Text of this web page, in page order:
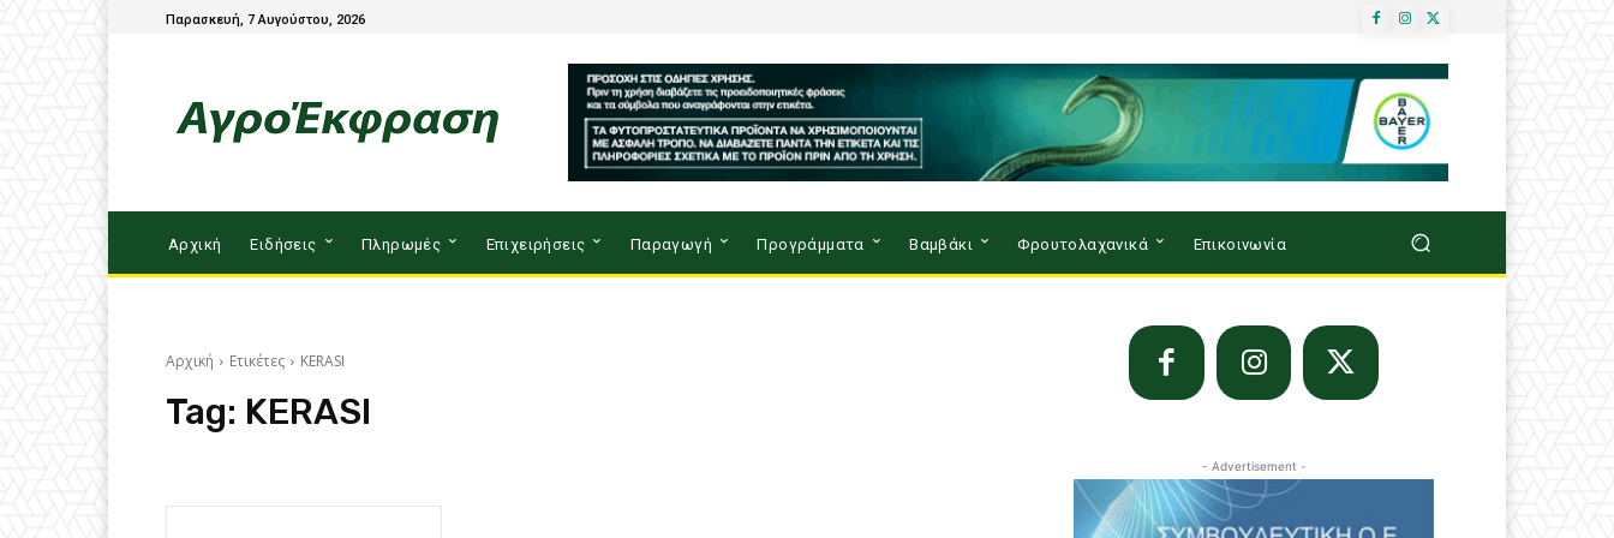
Παρασκευή, 7 Αυγούστου, 2026
Αρχική Ειδήσεις Πληρωμές Επιχειρήσεις Παραγωγή Προγράμματα Βαμβάκι Φρουτολαχανικά Επικοινωνία
Αρχική Ετικέτες KERASI
Tag: KERASI
- Advertisement -